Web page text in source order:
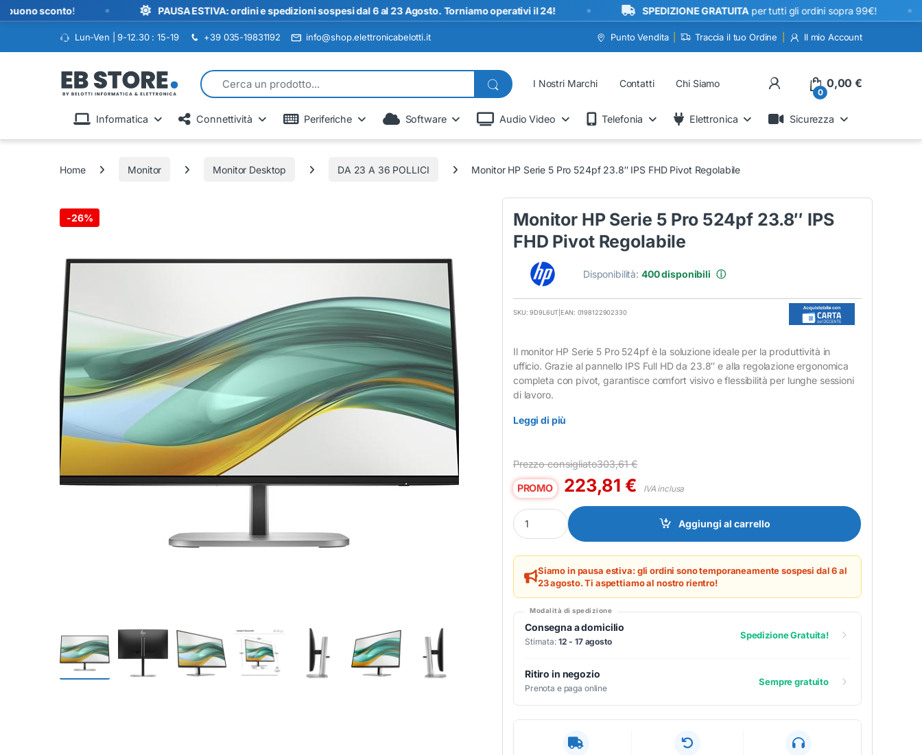
sconto! • PAUSA ESTIVA: ordini e spedizioni sospesi dal 6 al 23 Agosto. Torniamo operativi il 24! • SPEDIZIONE GRATUITAper tutti gli ordini sopra 99€! •
Lun-Ven | 9-12.30 : 15-19 +39 035-19831192 info@shop.elettronicabelotti.it Punto Vendita Traccia il tuo Ordine Il mio Account
Search for:
I Nostri Marchi Contatti Chi Siamo My Account
0
0,00€
Informatica Connettività Periferiche Software Audio Video Telefonia Elettronica Sicurezza
Home Monitor Monitor Desktop DA 23 A 36 POLLICI Monitor HP Serie 5 Pro 524pf 23.8″ IPS FHD Pivot Regolabile
-26%
Monitor HP Serie 5 Pro 524pf 23.8″ IPS
FHD Pivot Regolabile
Disponibilità: 400 disponibili ⓘ
SKU: 9D9L6UT |EAN: 0198122902330
Il monitor HP Serie 5 Pro 524pf è la soluzione ideale per la produttività in
ufficio. Grazie al pannello IPS Full HD da 23.8″ e alla regolazione ergonomica
completa con pivot, garantisce comfort visivo e flessibilità per lunghe sessioni
di lavoro.
Leggi di più
Prezzo consigliato303,61€
PROMO 223,81€ IVA inclusa
Monitor HP Serie 5 Pro 524pf 23.8" IPS FHD Pivot Regolabile quantity
Aggiungi al carrello
Siamo in pausa estiva: gli ordini sono temporaneamente sospesi dal 6 al
23 agosto. Ti aspettiamo al nostro rientro!
Modalità di spedizione
Consegna a domicilio
Stimata: 12 - 17 agosto
Spedizione Gratuita!
Ritiro in negozio
Prenota e paga online
Sempre gratuito